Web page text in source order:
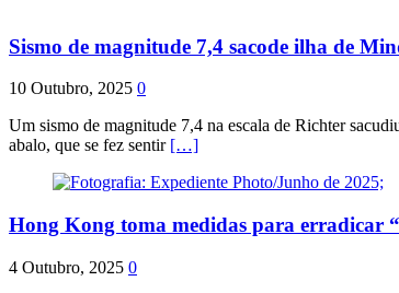
Sismo de magnitude 7,4 sacode ilha de
10 Outubro, 2025 0
Um sismo de magnitude 7,4 na escala de Richter
abalo, que se fez sentir […]
Hong Kong toma medidas para erradicar
4 Outubro, 2025 0